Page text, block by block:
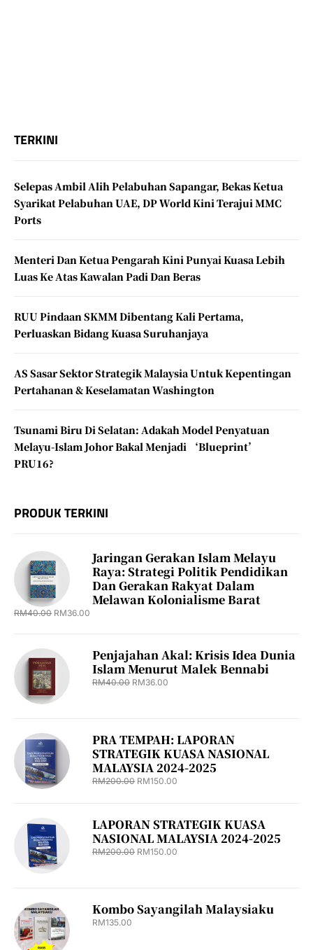
TERKINI
Selepas Ambil Alih Pelabuhan Sapangar, Bekas Ketua
Syarikat Pelabuhan UAE, DP World Kini Terajui MMC
Ports
Menteri Dan Ketua Pengarah Kini Punyai Kuasa Lebih
Luas Ke Atas Kawalan Padi Dan Beras
RUU Pindaan SKMM Dibentang Kali Pertama,
Perluaskan Bidang Kuasa Suruhanjaya
AS Sasar Sektor Strategik Malaysia Untuk Kepentingan
Pertahanan & Keselamatan Washington
Tsunami Biru Di Selatan: Adakah Model Penyatuan
Melayu-Islam Johor Bakal Menjadi ‘Blueprint’
PRU16?
PRODUK TERKINI
Jaringan Gerakan Islam Melayu
Raya: Strategi Politik Pendidikan
Dan Gerakan Rakyat Dalam
Melawan Kolonialisme Barat
RM40.00 RM36.00
Penjajahan Akal: Krisis Idea Dunia
Islam Menurut Malek Bennabi
RM40.00 RM36.00
PRA TEMPAH: LAPORAN
STRATEGIK KUASA NASIONAL
MALAYSIA 2024-2025
RM200.00 RM150.00
LAPORAN STRATEGIK KUASA
NASIONAL MALAYSIA 2024-2025
RM200.00 RM150.00
Kombo Sayangilah Malaysiaku
RM135.00